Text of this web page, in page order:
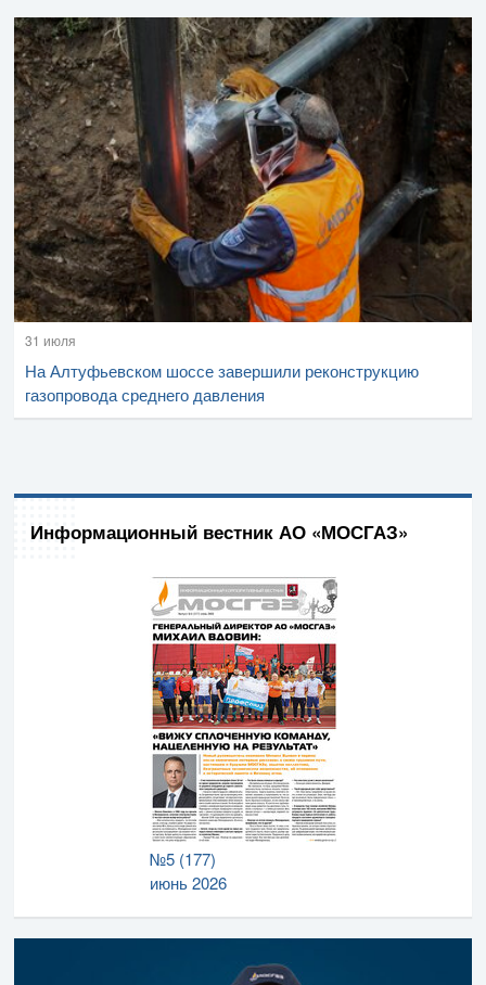
31 июля
На Алтуфьевском шоссе завершили реконструкцию
газопровода среднего давления
Информационный вестник АО «МОСГАЗ»
№5 (177)
июнь 2026